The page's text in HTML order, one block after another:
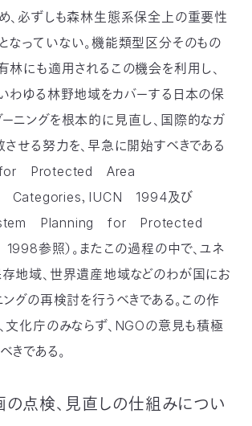
、必ずしも森林生態系保全上の重要性
なっていない。機能類型区分そのもの
林にも適用されるこの機会を利用し、
わゆる林野地域をカバーする日本の保
ニングを根本的に見直し、国際的なガ
させる努力を、早急に開始すべきである
for Protected Area
，IUCN 1994及び
Planning for Protected
参照）。またこの過程の中で、ユネ
地域、世界遺産地域などのわが国にお
ングの再検討を行うべきである。この作
文化庁のみならず、NGOの意見も積極
きである。
の点検、見直しの仕組みについ